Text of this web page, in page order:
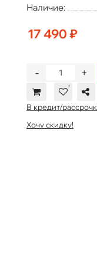
Наличие:
17 490 ₽
+
-
В кредит/
Хочу скидку!